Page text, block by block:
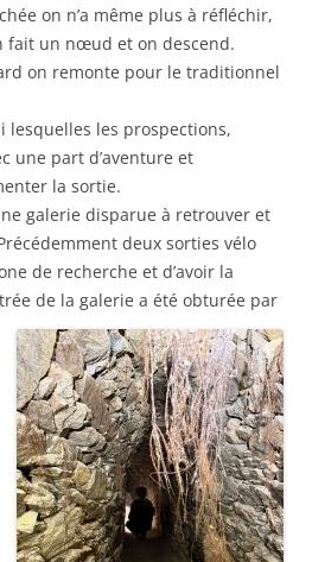
on n’a même plus à réfléchir,
fait un nœud et on descend.
on remonte pour le traditionnel
lesquelles les prospections,
une part d’aventure et
la sortie.
galerie disparue à retrouver et
deux sorties vélo
de recherche et d’avoir la
de la galerie a été obturée par